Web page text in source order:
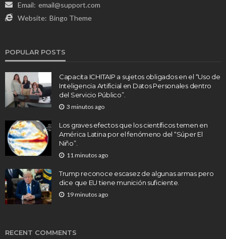
Email: email@support.com
Website: Bingo Theme
POPULAR POSTS
Capacita ICHITAIP a sujetos obligados en el “Uso de
Inteligencia Artificial en Datos Personales dentro
del Servicio Público”.
3 minutos ago
Los graves efectos que los científicos temen en
América Latina por el fenómeno del “Súper El
Niño”.
11 minutos ago
Trump reconoce escasez de algunas armas pero
dice que EU tiene munición suficiente.
19 minutos ago
RECENT COMMENTS